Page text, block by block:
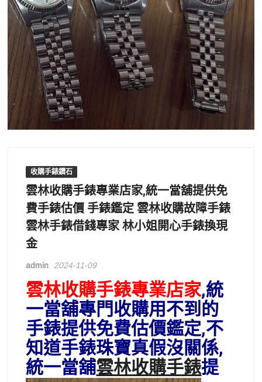
收購手錶鑽石
雲林收購手錶專業店家,統一當舖提供免
費手錶估價 手錶鑑定 雲林收購故障手錶
雲林手錶借錢專家 林小姐開心手錶換現
金
admin 2024-11-09
雲林收購手錶專業店家,統
一當舖專門收購用不到的
手錶提供免費估價鑑定,不
知道手錶珠寶真假沒關係,
統一當舖雲林收購手錶提